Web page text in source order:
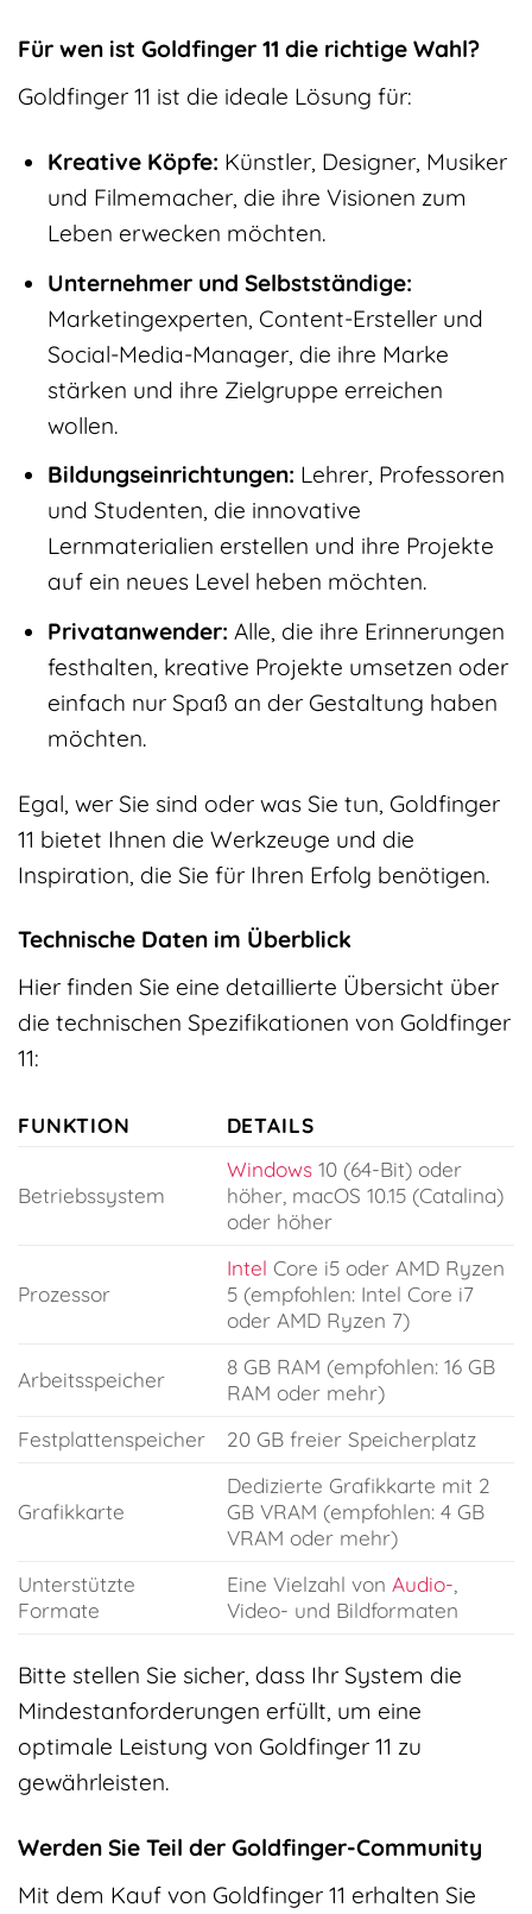
Für wen ist Goldfinger 11 die richtige Wahl?
Goldfinger 11 ist die ideale Lösung für:
Kreative Köpfe: Künstler, Designer, Musiker
und Filmemacher, die ihre Visionen zum
Leben erwecken möchten.
Unternehmer und Selbstständige:
Marketingexperten, Content-Ersteller und
Social-Media-Manager, die ihre Marke
stärken und ihre Zielgruppe erreichen
wollen.
Bildungseinrichtungen: Lehrer, Professoren
und Studenten, die innovative
Lernmaterialien erstellen und ihre Projekte
auf ein neues Level heben möchten.
Privatanwender: Alle, die ihre Erinnerungen
festhalten, kreative Projekte umsetzen oder
einfach nur Spaß an der Gestaltung haben
möchten.
Egal, wer Sie sind oder was Sie tun, Goldfinger
11 bietet Ihnen die Werkzeuge und die
Inspiration, die Sie für Ihren Erfolg benötigen.
Technische Daten im Überblick
Hier finden Sie eine detaillierte Übersicht über
die technischen Spezifikationen von Goldfinger
11:
FUNKTION DETAILS
Betriebssystem
Windows10 (64-Bit) oder
höher, macOS 10.15 (Catalina)
oder höher
Prozessor
Intel Core i5 oder AMD Ryzen
5 (empfohlen: Intel Core i7
oder AMD Ryzen 7)
Arbeitsspeicher
8 GB RAM (empfohlen: 16 GB
RAM oder mehr)
Festplattenspeicher
20 GB freier Speicherplatz
Grafikkarte
Dedizierte Grafikkarte mit 2
GB VRAM (empfohlen: 4 GB
VRAM oder mehr)
Unterstützte
Formate
Eine Vielzahl von Audio-
Video- und Bildformaten
Bitte stellen Sie sicher, dass Ihr System die
Mindestanforderungen erfüllt, um eine
optimale Leistung von Goldfinger 11 zu
gewährleisten.
Werden Sie Teil der Goldfinger-Community
Mit dem Kauf von Goldfinger 11 erhalten Sie